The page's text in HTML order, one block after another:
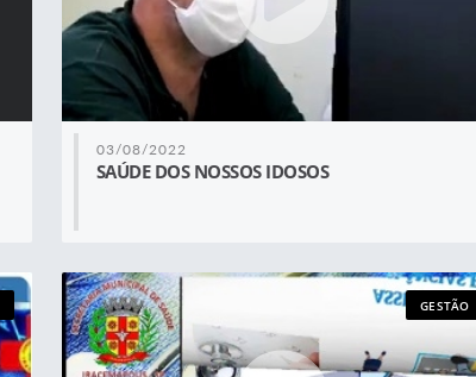
03/08/2022
SAÚDE DOS NOSSOS IDOSOS
GESTÃO